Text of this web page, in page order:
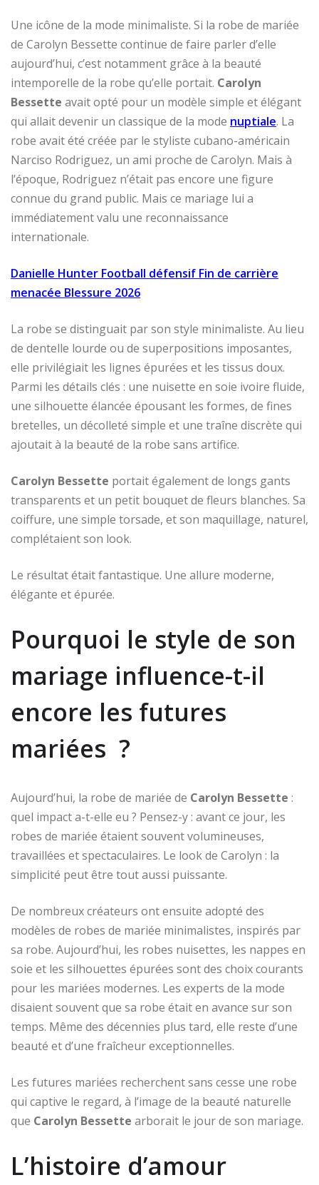
Une icône de la mode minimaliste. Si la robe de mariée
de Carolyn Bessette continue de faire parler d’elle
aujourd’hui, c’est notamment grâce à la beauté
intemporelle de la robe qu’elle portait. Carolyn
Bessette avait opté pour un modèle simple et élégant
qui allait devenir un classique de la mode nuptiale. La
robe avait été créée par le styliste cubano-américain
Narciso Rodriguez, un ami proche de Carolyn. Mais à
l’époque, Rodriguez n’était pas encore une figure
connue du grand public. Mais ce mariage lui a
immédiatement valu une reconnaissance
internationale.
Danielle Hunter Football défensif Fin de carrière
menacée Blessure 2026
La robe se distinguait par son style minimaliste. Au lieu
de dentelle lourde ou de superpositions imposantes,
elle privilégiait les lignes épurées et les tissus doux.
Parmi les détails clés : une nuisette en soie ivoire fluide,
une silhouette élancée épousant les formes, de fines
bretelles, un décolleté simple et une traîne discrète qui
ajoutait à la beauté de la robe sans artifice.
Carolyn Bessette portait également de longs gants
transparents et un petit bouquet de fleurs blanches. Sa
coiffure, une simple torsade, et son maquillage, naturel,
complétaient son look.
Le résultat était fantastique. Une allure moderne,
élégante et épurée.
Pourquoi le style de son
mariage influence-t-il
encore les futures
mariées ?
Aujourd’hui, la robe de mariée de Carolyn Bessette :
quel impact a-t-elle eu ? Pensez-y : avant ce jour, les
robes de mariée étaient souvent volumineuses,
travaillées et spectaculaires. Le look de Carolyn : la
simplicité peut être tout aussi puissante.
De nombreux créateurs ont ensuite adopté des
modèles de robes de mariée minimalistes, inspirés par
sa robe. Aujourd’hui, les robes nuisettes, les nappes en
soie et les silhouettes épurées sont des choix courants
pour les mariées modernes. Les experts de la mode
disaient souvent que sa robe était en avance sur son
temps. Même des décennies plus tard, elle reste d’une
beauté et d’une fraîcheur exceptionnelles.
Les futures mariées recherchent sans cesse une robe
qui captive le regard, à l’image de la beauté naturelle
que Carolyn Bessette arborait le jour de son mariage.
L’histoire d’amour